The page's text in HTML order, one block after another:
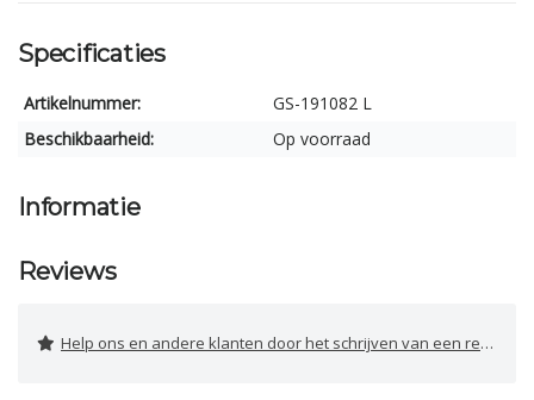
Specificaties
Artikelnummer:
GS-191082 L
Beschikbaarheid:
Op voorraad
Informatie
Reviews
Help ons en andere klanten door het schrijven van een review